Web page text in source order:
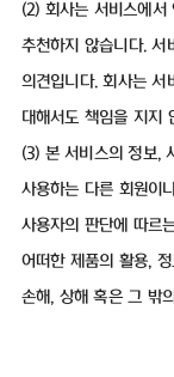
(2) 회사는 서비스에서
추천하지 않습니다. 서
의견입니다. 회사는 서
대해서도 책임을 지지
(3) 본 서비스의 정보,
사용하는 다른 회원이
사용자의 판단에 따르
어떠한 제품의 활용,
손해, 상해 혹은 그 밖